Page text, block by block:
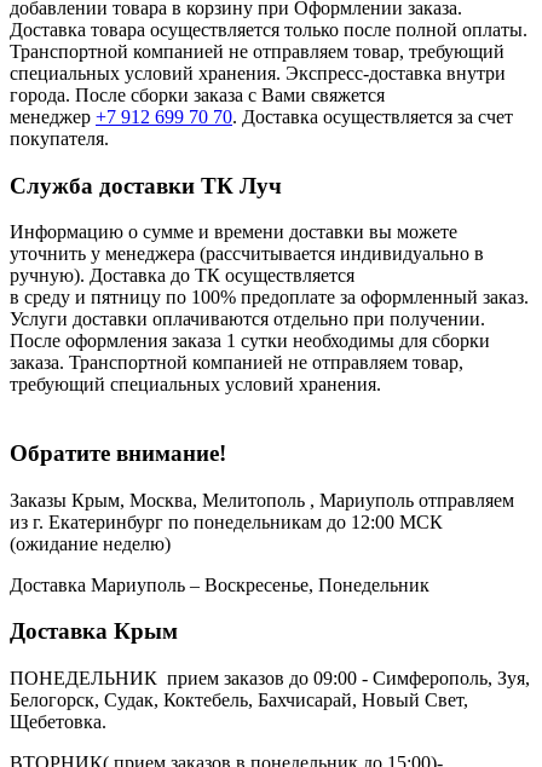
добавлении товара в корзину при Оформлении заказа.
Доставка товара осуществляется только после полной оплаты.
Транспортной компанией не отправляем товар, требующий
специальных условий хранения. Экспресс-доставка внутри
города. После сборки заказа с Вами свяжется
менеджер +7 912 699 70 70. Доставка осуществляется за счет
покупателя.
Служба доставки ТК Луч
Информацию о сумме и времени доставки вы можете
уточнить у менеджера (рассчитывается индивидуально в
ручную). Доставка до ТК осуществляется
в среду и пятницу по 100% предоплате за оформленный заказ.
Услуги доставки оплачиваются отдельно при получении.
После оформления заказа 1 сутки необходимы для сборки
заказа. Транспортной компанией не отправляем товар,
требующий специальных условий хранения.
Обратите внимание!
Заказы Крым, Москва, Мелитополь , Мариуполь отправляем
из г. Екатеринбург по понедельникам до 12:00 МСК
(ожидание неделю)
Доставка Мариуполь – Воскресенье, Понедельник
Доставка Крым
ПОНЕДЕЛЬНИК прием заказов до 09:00 - Симферополь, Зуя,
Белогорск, Судак, Коктебель, Бахчисарай, Новый Свет,
Щебетовка.
ВТОРНИК( прием заказов в понедельник до 15:00)-